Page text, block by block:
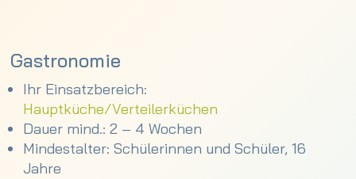
Gastronomie
Ihr Einsatzbereich:
Hauptküche/Verteilerküchen
Dauer mind.: 2 – 4 Wochen
Mindestalter: Schülerinnen und Schüler, 16
Jahre